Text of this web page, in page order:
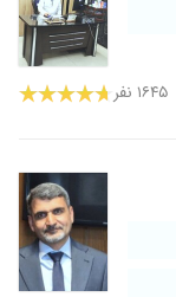
۱۶۴۵ نفر